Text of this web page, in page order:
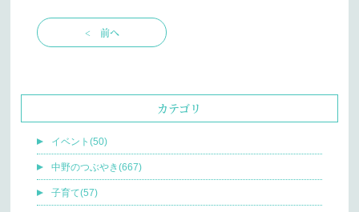
< 前へ
カテゴリ
イベント(50)
中野のつぶやき(667)
子育て(57)